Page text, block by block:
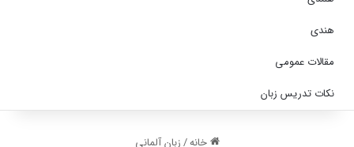
هندی
مقالات عمومی
نکات تدریس زبان
خانه/زبان آلمانی